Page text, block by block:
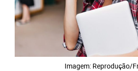
Imagem: Reprodução/